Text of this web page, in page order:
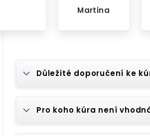
Martina
Důležité doporučení ke
Pro koho kúra není